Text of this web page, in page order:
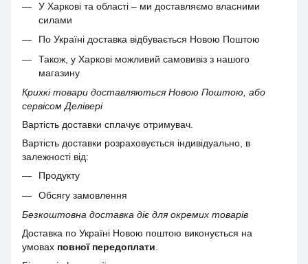
У Харкові та області – ми доставляємо власними
силами
По Україні доставка відбувається Новою Поштою
Також, у Харкові можливий самовивіз з нашого
магазину
Крихкі товари доставляються Новою Поштою, або
сервісом Делівері
Вартість доставки сплачує отримувач.
Вартість доставки розраховується індивідуально, в
залежності від:
Продукту
Обсягу замовлення
Безкоштовна доставка діє для окремих товарів
Доставка по Україні Новою поштою виконується на
умовах повної передоплати